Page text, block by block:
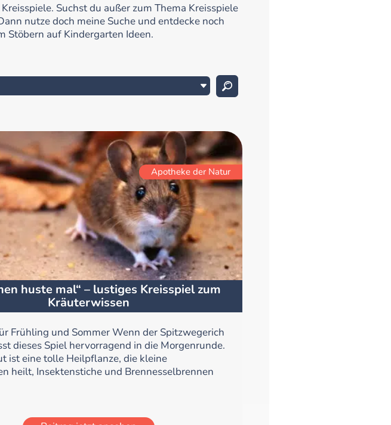
Suchst du außer zum Thema Kreisspiele
nutze doch meine Suche und entdecke noch
Stöbern auf Kindergarten Ideen.
Apotheke der Natur
huste mal“ – lustiges Kreisspiel zum
Kräuterwissen
Frühling und Sommer Wenn der Spitzwegerich
dieses Spiel hervorragend in die Morgenrunde.
ist eine tolle Heilpflanze, die kleine
heilt, Insektenstiche und Brennesselbrennen